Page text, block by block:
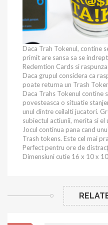
Daca Trah Tokenul, contine
primit are sansa sa se
Redemtion Cards si
Daca grupul considera ca
poate returna un Trash
Daca Trahs Tokenul contine
povesteasca o situatie
unul dintre ceilalti jucatori.
subiectul actiunii, merita si el
Jocul continua pana cand
Trash tokens. Este cel mai
Perfect pentru ore de
Dimensiuni cutie 16 x 10 x